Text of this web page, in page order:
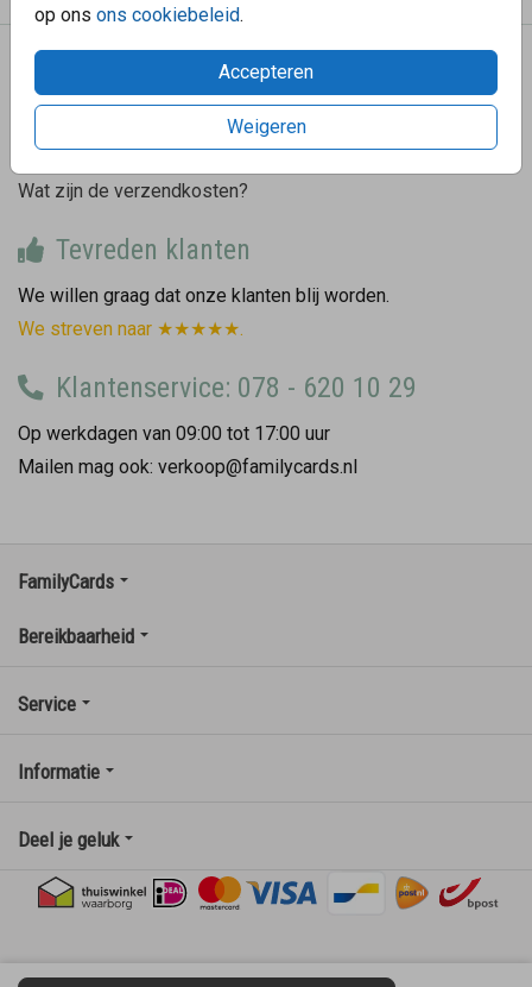
op ons ons cookiebeleid.
Accepteren
Weigeren
We helpen graag
Wat zijn de verzendkosten?
Tevreden klanten
We willen graag dat onze klanten blij worden.
We streven naar ★★★★★.
Klantenservice: 078 - 620 10 29
Op werkdagen van 09:00 tot 17:00 uur
Mailen mag ook: verkoop@familycards.nl
FamilyCards
Bereikbaarheid
Service
Informatie
Deel je geluk
Privacy statement|Algemene voorwaarden|